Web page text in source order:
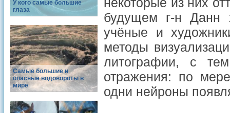
У кого самые большие
глаза
Самые большие и
опасные водовороты в
мире
будущем г-н Данн
учёные и
методы
литографии, с
отражения: по
одни нейроны